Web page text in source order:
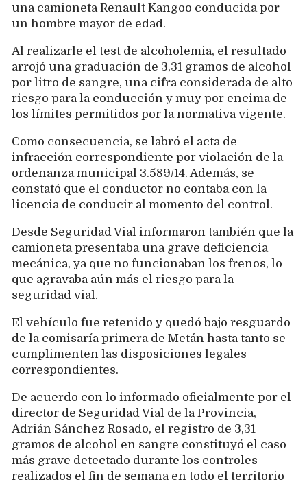
una camioneta Renault Kangoo conducida por
un hombre mayor de edad.
Al realizarle el test de alcoholemia, el resultado
arrojó una graduación de 3,31 gramos de alcohol
por litro de sangre, una cifra considerada de alto
riesgo para la conducción y muy por encima de
los límites permitidos por la normativa vigente.
Como consecuencia, se labró el acta de
infracción correspondiente por violación de la
ordenanza municipal 3.589/14. Además, se
constató que el conductor no contaba con la
licencia de conducir al momento del control.
Desde Seguridad Vial informaron también que la
camioneta presentaba una grave deficiencia
mecánica, ya que no funcionaban los frenos, lo
que agravaba aún más el riesgo para la
seguridad vial.
El vehículo fue retenido y quedó bajo resguardo
de la comisaría primera de Metán hasta tanto se
cumplimenten las disposiciones legales
correspondientes.
De acuerdo con lo informado oficialmente por el
director de Seguridad Vial de la Provincia,
Adrián Sánchez Rosado, el registro de 3,31
gramos de alcohol en sangre constituyó el caso
más grave detectado durante los controles
realizados el fin de semana en todo el territorio